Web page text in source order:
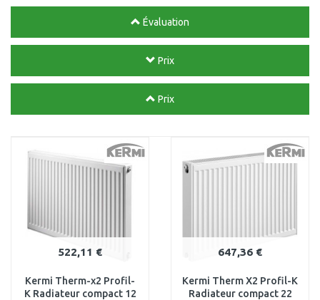
Évaluation
Prix
Prix
522,11 €
Kermi Therm-x2 Profil-
K Radiateur compact 12
647,36 €
Kermi Therm X2 Profil-K
Radiateur compact 22